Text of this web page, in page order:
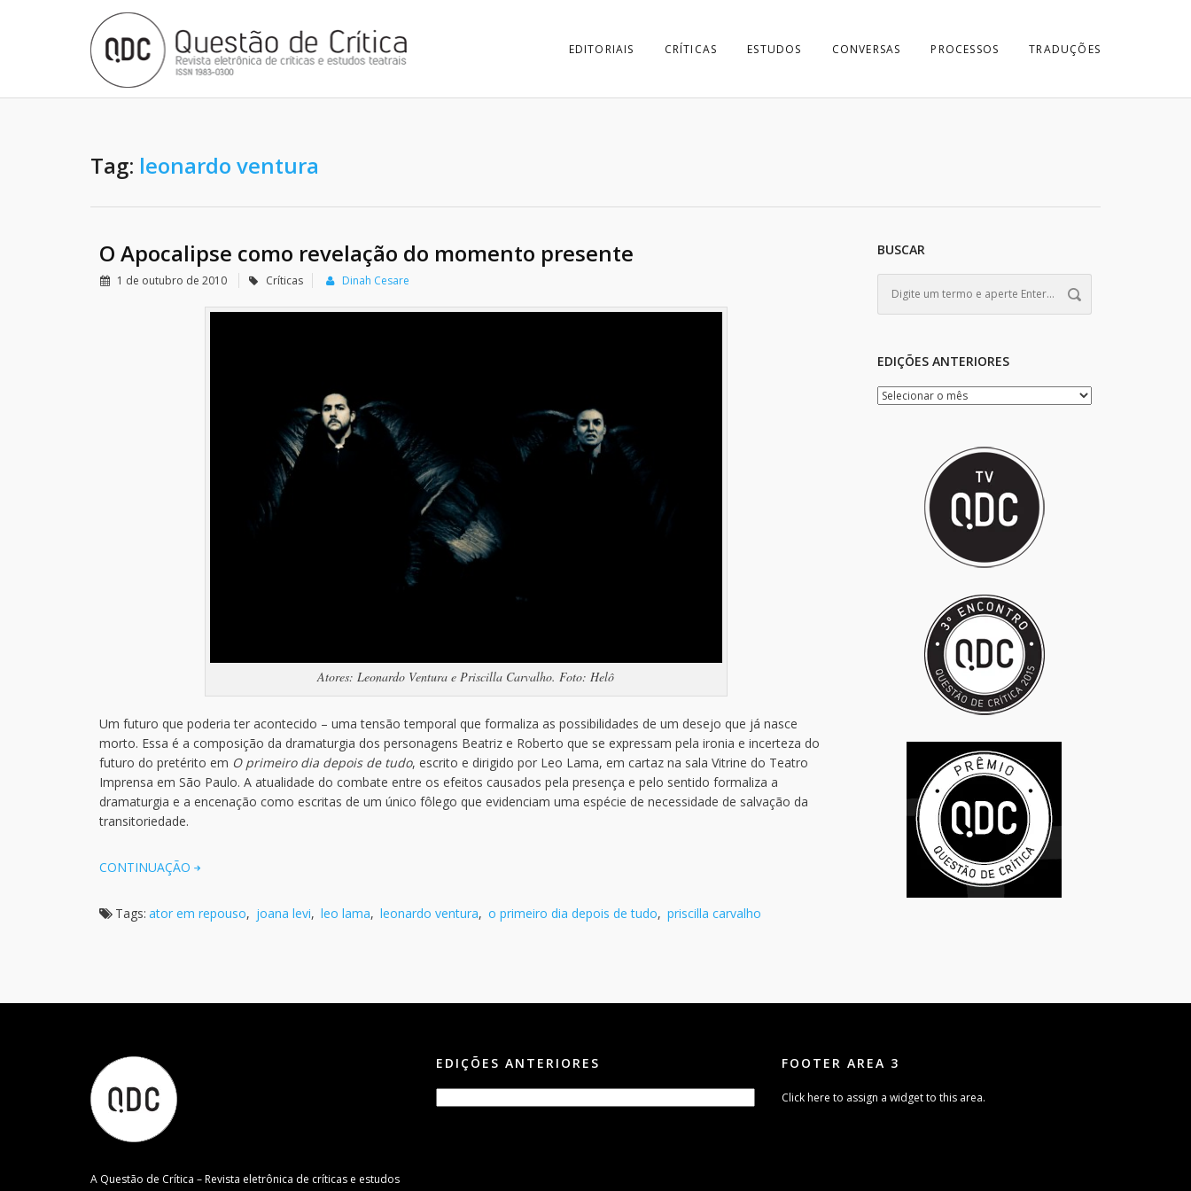
EDITORIAIS CRÍTICAS ESTUDOS CONVERSAS PROCESSOS TRADUÇÕES
Tag: leonardo ventura
O Apocalipse como revelação do momento presente
1 de outubro de 2010 Críticas Dinah Cesare
Atores: Leonardo Ventura e Priscilla Carvalho. Foto: Helô
Um futuro que poderia ter acontecido – uma tensão temporal que formaliza as possibilidades de um desejo que já nasce
morto. Essa é a composição da dramaturgia dos personagens Beatriz e Roberto que se expressam pela ironia e incerteza do
futuro do pretérito em O primeiro dia depois de tudo, escrito e dirigido por Leo Lama, em cartaz na sala Vitrine do Teatro
Imprensa em São Paulo. A atualidade do combate entre os efeitos causados pela presença e pelo sentido formaliza a
dramaturgia e a encenação como escritas de um único fôlego que evidenciam uma espécie de necessidade de salvação da
transitoriedade.
CONTINUAÇÃO
Tags: ator em repouso, joana levi, leo lama, leonardo ventura, o primeiro dia depois de tudo, priscilla carvalho
BUSCAR
EDIÇÕES ANTERIORES
A Questão de Crítica – Revista eletrônica de críticas e estudos
EDIÇÕES ANTERIORES FOOTER AREA 3
Click here to assign a widget to this area.